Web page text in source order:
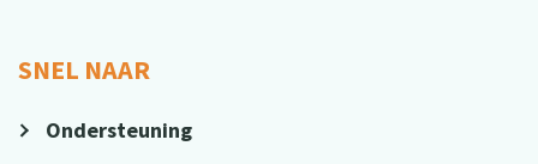
SNEL NAAR
Ondersteuning